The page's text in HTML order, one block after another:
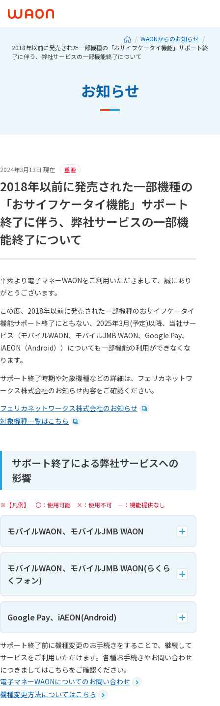
WAONからのお知らせ
2018年以前に発売された一部機種の「おサイフケータイ機能」サポート終
了に伴う、弊社サービスの一部機能終了について
お知らせ
2024年3月13日 現在 重要
2018年以前に発売された一部機種の
「おサイフケータイ機能」サポート
終了に伴う、弊社サービスの一部機
能終了について
平素より電子マネーWAONをご利用いただきまして、誠にあり
がとうございます。
この度、2018年以前に発売された一部機種のおサイフケータイ
機能サポート終了にともない、2025年3月(予定)以降、当社サー
ビス（モバイルWAON、モバイルJMB WAON、Google Pay、
iAEON（Android））についても一部機能の利用ができなくな
ります。
サポート終了時期や対象機種などの詳細は、フェリカネットワ
ークス株式会社のお知らせ内容をご確認ください。
フェリカネットワークス株式会社のお知らせ
対象機種一覧はこちら
サポート終了による弊社サービスへの
影響
【凡例】 〇：使用可能 ×：使用不可 ―：機能提供なし
モバイルWAON、モバイルJMB WAON
モバイルWAON、モバイルJMB WAON(らくら
くフォン)
Google Pay、iAEON(Android)
サポート終了前に機種変更のお手続きをすることで、継続して
サービスをご利用いただけます。各種お手続きやお問い合わせ
につきましてはこちらをご確認ください。
電子マネーWAONについてのお問い合わせ
機種変更方法についてはこちら